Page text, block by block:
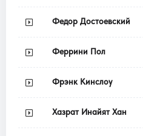
Федор Достоевский
Феррини Пол
Фрэнк Кинслоу
Хазрат Инайят Хан